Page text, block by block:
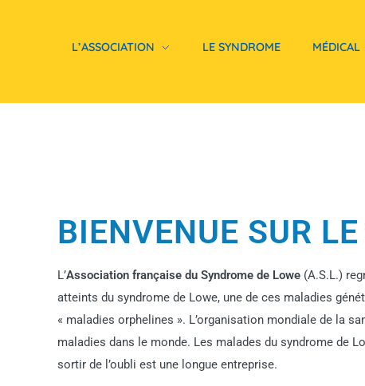
L’ASSOCIATION LE SYNDROME MÉDICAL
BIENVENUE SUR
L’Association française du Syndrome de Lowe (A.S.L.)
atteints du syndrome de Lowe, une de ces maladies
« maladies orphelines ». L’organisation mondiale de la
maladies dans le monde. Les malades du syndrome de
sortir de l’oubli est une longue entreprise.